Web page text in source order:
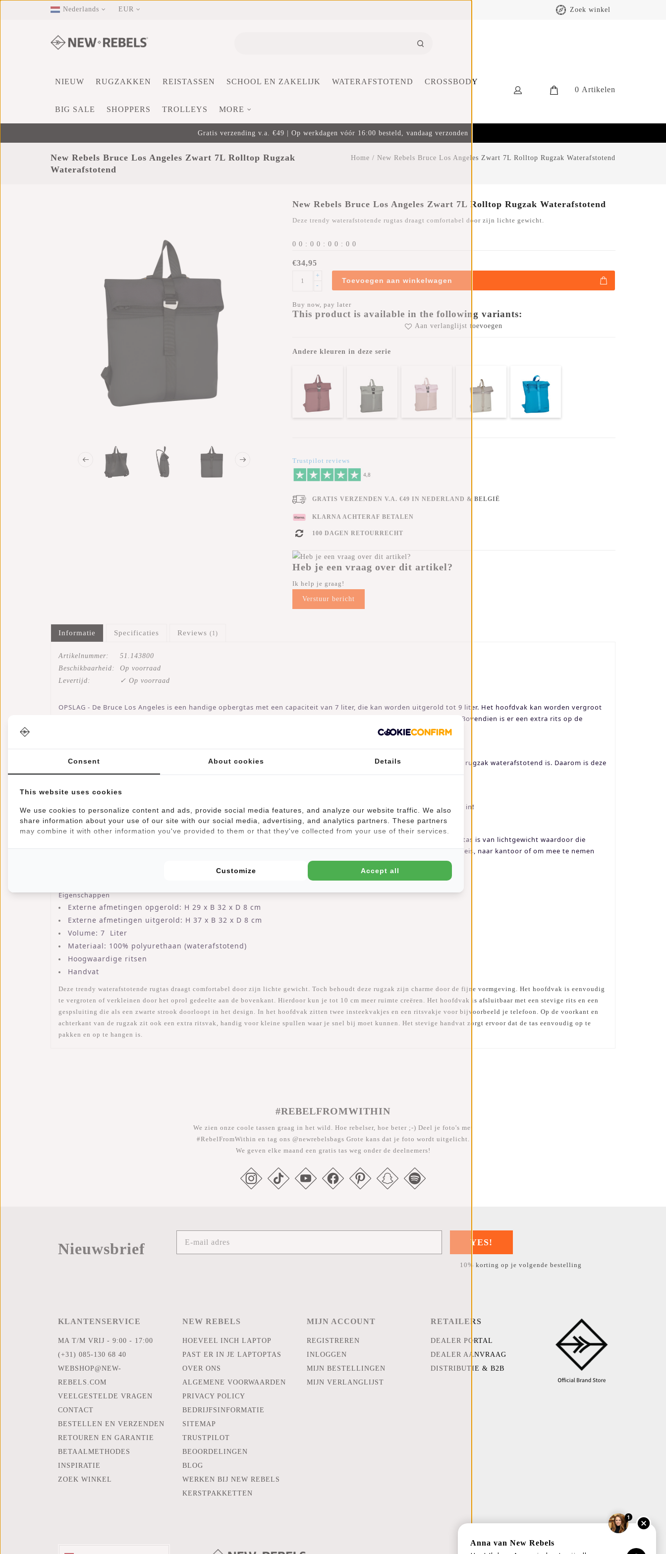
Nederlands EUR Zoek winkel
0 Artikelen
NIEUW RUGZAKKEN REISTASSEN SCHOOL EN ZAKELIJK WATERAFSTOTEND CROSSBODY
BIG SALE SHOPPERS TROLLEYS MORE
Gratis verzending v.a. €49 | Op werkdagen vóór 16:00 besteld, vandaag verzonden
New Rebels Bruce Los Angeles Zwart 7L Rolltop Rugzak
Waterafstotend
Home / New Rebels Bruce Los Angeles Zwart 7L Rolltop Rugzak Waterafstotend
New Rebels Bruce Los Angeles Zwart 7L Rolltop Rugzak Waterafstotend
Deze trendy waterafstotende rugtas draagt comfortabel door zijn lichte gewicht.
0 0 : 0 0 : 0 0 : 0 0
€34,95
+
-
Toevoegen aan winkelwagen
Buy now, pay later
This product is available in the following variants:
Aan verlanglijst toevoegen
Andere kleuren in deze serie
Trustpilot reviews
GRATIS VERZENDEN V.A. €49 IN NEDERLAND & BELGIË
KLARNA ACHTERAF BETALEN
100 DAGEN RETOURRECHT
Heb je een vraag over dit artikel?
Ik help je graag!
Verstuur bericht
Informatie Specificaties Reviews (1)
Artikelnummer:
51.143800
Beschikbaarheid:
Op voorraad
Levertijd:
✓ Op voorraad
OPSLAG - De Bruce Los Angeles is een handige opbergtas met een capaciteit van 7 liter, die kan worden uitgerold tot 9 liter. Het hoofdvak kan worden vergroot
door middel van een rolltop er zijn twee insteekvakjes aan de binnenkant voor bijvoorbeeld je telefoon en je sleutels. Bovendien is er een extra rits op de
WATERAFSTOTEND - De laptoptassen zijn gemaakt van waterdicht PU/Polyurethaan-materiaal, dus dat betekent dat de rugzak waterafstotend is. Daarom is deze
reistas ideaal om mee te nemen op je volgende skitocht, of als laptoprugzak op de fiets als het weer eens regent.
LAPTOP - De Bruce Los Angeles Small bevat niet over een apart laptopvak, maar een laptop van 13.3 inch past er prima in!
COMFORTABEL - Door de verstelbare schouderbanden draag je de Bruce Los Angeles op de hoogte die jij fijn vindt. De tas is van lichtgewicht waardoor die
makkelijk mee te nemen is. Door het kleine formaat maar de ruimte inhoud, is dit een ideale tas om mee te nemen op reis, naar kantoor of om mee te nemen
Eigenschappen
Externe afmetingen opgerold: H 29 x B 32 x D 8 cm
Externe afmetingen uitgerold: H 37 x B 32 x D 8 cm
Volume: 7 Liter
Materiaal: 100% polyurethaan (waterafstotend)
Hoogwaardige ritsen
Handvat
Deze trendy waterafstotende rugtas draagt comfortabel door zijn lichte gewicht. Toch behoudt deze rugzak zijn charme door de fijne vormgeving. Het hoofdvak is eenvoudig
te vergroten of verkleinen door het oprol gedeelte aan de bovenkant. Hierdoor kun je tot 10 cm meer ruimte creëren. Het hoofdvak is afsluitbaar met een stevige rits en een
gespsluiting die als een zwarte strook doorloopt in het design. In het hoofdvak zitten twee insteekvakjes en een ritsvakje voor bijvoorbeeld je telefoon. Op de voorkant en
achterkant van de rugzak zit ook een extra ritsvak, handig voor kleine spullen waar je snel bij moet kunnen. Het stevige handvat zorgt ervoor dat de tas eenvoudig op te
pakken en op te hangen is.
#REBELFROMWITHIN
We zien onze coole tassen graag in het wild. Hoe rebelser, hoe beter ;-) Deel je foto's met
#RebelFromWithin en tag ons @newrebelsbags Grote kans dat je foto wordt uitgelicht.
We geven elke maand een gratis tas weg onder de deelnemers!
Nieuwsbrief YES!
10% korting op je volgende bestelling
KLANTENSERVICE
MA T/M VRIJ - 9:00 - 17:00
(+31) 085-130 68 40
WEBSHOP@NEW-
REBELS.COM
VEELGESTELDE VRAGEN
CONTACT
BESTELLEN EN VERZENDEN
RETOUREN EN GARANTIE
BETAALMETHODES
INSPIRATIE
ZOEK WINKEL
NEW REBELS
HOEVEEL INCH LAPTOP
PAST ER IN JE LAPTOPTAS
OVER ONS
ALGEMENE VOORWAARDEN
PRIVACY POLICY
BEDRIJFSINFORMATIE
SITEMAP
TRUSTPILOT
BEOORDELINGEN
BLOG
WERKEN BIJ NEW REBELS
KERSTPAKKETTEN
MIJN ACCOUNT
REGISTREREN
INLOGGEN
MIJN BESTELLINGEN
MIJN VERLANGLIJST
RETAILERS
DEALER PORTAL
DEALER AANVRAAG
DISTRIBUTIE & B2B
Consent About cookies Details
This website uses cookies
We use cookies to personalize content and ads, provide social media features, and analyze our website traffic. We also
share information about your use of our site with our social media, advertising, and analytics partners. These partners
may combine it with other information you've provided to them or that they've collected from your use of their services.
Customize Accept all
1
Anna van New Rebels